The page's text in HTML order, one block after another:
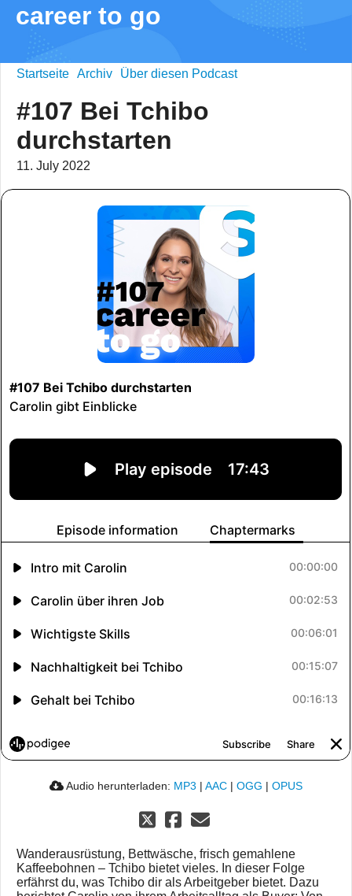
career to go
Startseite Archiv Über diesen Podcast
#107 Bei Tchibo
durchstarten
11. July 2022
Audio herunterladen: MP3 | AAC | OGG | OPUS
Wanderausrüstung, Bettwäsche, frisch gemahlene
Kaffeebohnen – Tchibo bietet vieles. In dieser Folge
erfährst du, was Tchibo dir als Arbeitgeber bietet. Dazu